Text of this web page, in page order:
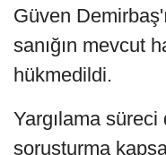
Güven
sanığın mevcut
hükmedildi.
Yargılama
soruşturma